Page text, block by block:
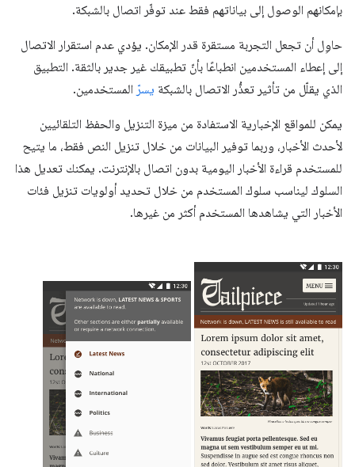
بإمكانهم الوصول إلى بياناتهم فقط عند توفّر اتصال بالشبكة.
حاوِل أن تجعل التجربة مستقرة قدر الإمكان. يؤدي عدم استقرار الاتصال
إلى إعطاء المستخدمين انطباعًا بأنّ تطبيقك غير جدير بالثقة. التطبيق
الذي يقلّل من تأثير تعذُّر الاتصال بالشبكة يسرّ المستخدمين.
يمكن للمواقع الإخبارية الاستفادة من ميزة التنزيل والحفظ التلقائيين
لأحدث الأخبار، وربما توفير البيانات من خلال تنزيل النص فقط، ما يتيح
للمستخدم قراءة الأخبار اليومية بدون اتصال بالإنترنت. يمكنك تعديل هذا
السلوك ليناسب سلوك المستخدم من خلال تحديد أولويات تنزيل فئات
الأخبار التي يشاهدها المستخدم أكثر من غيرها.